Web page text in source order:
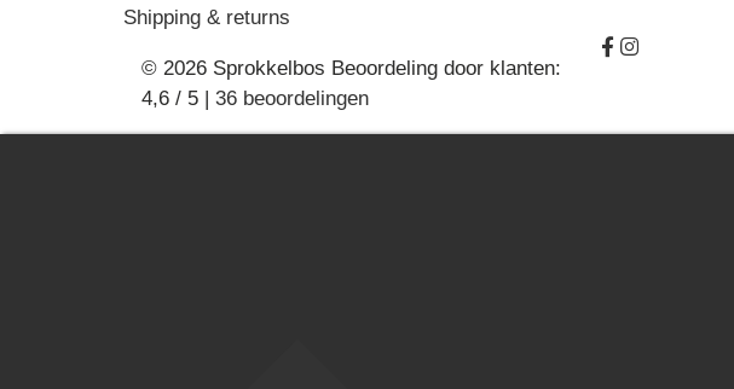
Shipping & returns
© 2026 Sprokkelbos Beoordeling door klanten:
4,6 / 5 | 36 beoordelingen